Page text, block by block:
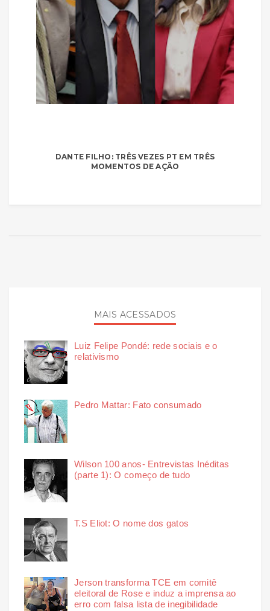
DANTE FILHO: TRÊS VEZES PT EM TRÊS
MOMENTOS DE AÇÃO
MAIS ACESSADOS
Luiz Felipe Pondé: rede sociais e o
relativismo
Pedro Mattar: Fato consumado
Wilson 100 anos- Entrevistas Inéditas
(parte 1): O começo de tudo
T.S Eliot: O nome dos gatos
Jerson transforma TCE em comitê
eleitoral de Rose e induz a imprensa ao
erro com falsa lista de inegibilidade